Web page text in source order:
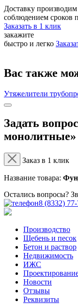
Доставку
соблюдением сроков
Заказать в 1 клик
закажите
быстро и легко
Вас также
Утяжелители
Задать
монолитные»
Заказ в 1 клик
Название товара:
Остались вопросы?
8 (8332)
Производство
Щебень и песок
Бетон и раствор
Недвижимость
ИЖС
Новости
Отзывы
Реквизиты